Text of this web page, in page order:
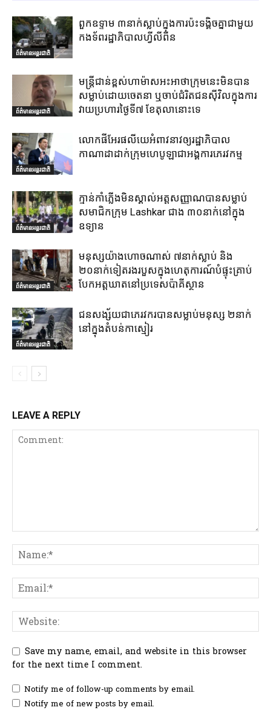
ព័ត៌មានអន្តរជាតិ
ពួកឧទ្ទាម ៣នាក់ស្លាប់ក្នុងការប៉ះទង្គិចគ្នាជាមួយ
កងទ័ពរដ្ឋាភិបាលហ្វីលីពីន
ព័ត៌មានអន្តរជាតិ
មន្ត្រីជាន់ខ្ពស់ហាម៉ាសអះអាថាក្រុមនេះមិនបាន
សម្លាប់ដោយចេតនា ឬចាប់ជំរិតជនស៊ីវិលក្នុងការ
វាយប្រហារថ្ងៃទី៧ ខែតុលានោះទេ
ព័ត៌មានអន្តរជាតិ
លោកផីអែរផលីយេអំពាវនាវឲ្យរដ្ឋាភិបាល
កាណាដាដាក់ក្រុមហេបូឡាជាអង្គការភេរវកម្ម
ព័ត៌មានអន្តរជាតិ
ក្មាន់កាំភ្លើងមិនស្គាល់អត្តសញ្ញាណបានសម្លាប់
សមាជិកក្រុម Lashkar ជាង ៣០នាក់នៅក្នុង
ឧទ្យាន
ព័ត៌មានអន្តរជាតិ
មនុស្សយ៉ាងហោចណាស់ ៧នាក់ស្លាប់ និង
២០នាក់ទៀតរងរបួសក្នុងហេតុការណ៍បំផ្ទុះគ្រាប់
បែកអត្តឃាតនៅប្រទេសប៉ាគីស្ថាន
ព័ត៌មានអន្តរជាតិ
ជនសង្ស័យជាភេរវករបានសម្លាប់មនុស្ស ២នាក់
នៅក្នុងតំបន់កាស្មៀរ
LEAVE A REPLY
Save my name, email, and website in this browser
for the next time I comment.
Notify me of follow-up comments by email.
Notify me of new posts by email.